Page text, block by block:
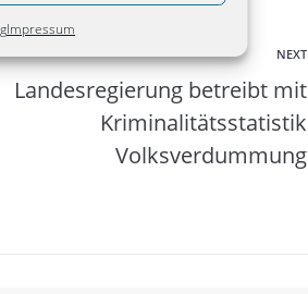
Impressum
NEXT
Landesregierung betreibt mit
Kriminalitätsstatistik
Volksverdummung